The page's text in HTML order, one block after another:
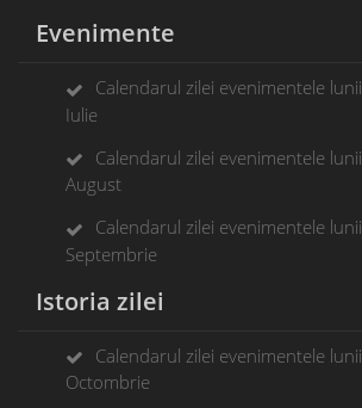
Evenimente
Calendarul zilei evenimentele lunii
Iulie
Calendarul zilei evenimentele lunii
August
Calendarul zilei evenimentele lunii
Septembrie
Istoria zilei
Calendarul zilei evenimentele lunii
Octombrie